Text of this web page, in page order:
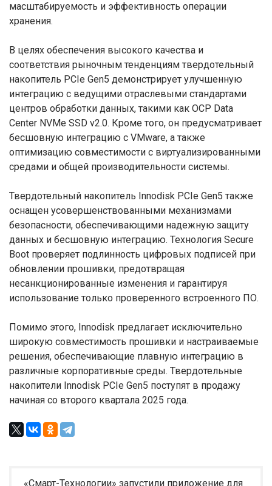
масштабируемость и эффективность операции
хранения.
В целях обеспечения высокого качества и
соответствия рыночным тенденциям твердотельный
накопитель PCIe Gen5 демонстрирует улучшенную
интеграцию с ведущими отраслевыми стандартами
центров обработки данных, такими как OCP Data
Center NVMe SSD v2.0. Кроме того, он предусматривает
бесшовную интеграцию с VMware, а также
оптимизацию совместимости с виртуализированными
средами и общей производительности системы.
Твердотельный накопитель Innodisk PCIe Gen5 также
оснащен усовершенствованными механизмами
безопасности, обеспечивающими надежную защиту
данных и бесшовную интеграцию. Технология Secure
Boot проверяет подлинность цифровых подписей при
обновлении прошивки, предотвращая
несанкционированные изменения и гарантируя
использование только проверенного встроенного ПО.
Помимо этого, Innodisk предлагает исключительно
широкую совместимость прошивки и настраиваемые
решения, обеспечивающие плавную интеграцию в
различные корпоративные среды. Твердотельные
накопители Innodisk PCIe Gen5 поступят в продажу
начиная со второго квартала 2025 года.
«Смарт-Технологии» запустили приложение для